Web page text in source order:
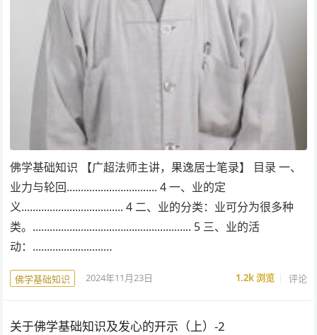
佛学基础知识 【广超法师主讲，果逸居士笔录】 目录 一、
业力与轮回................................ 4 一、业的定
义.................................... 4 二、业的分类：业可分为很多种
类。........................................................ 5 三、业的活
动：.........................…
佛学基础知识 2024年11月23日 1.2k浏览 评论
关于佛学基础知识及发心的开示（上）-2